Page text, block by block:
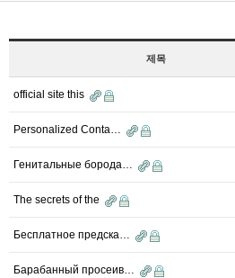
제목
official site this
Personalized Conta…
Генитальные борода…
The secrets of the
Бесплатное предска…
Барабанный просеив…